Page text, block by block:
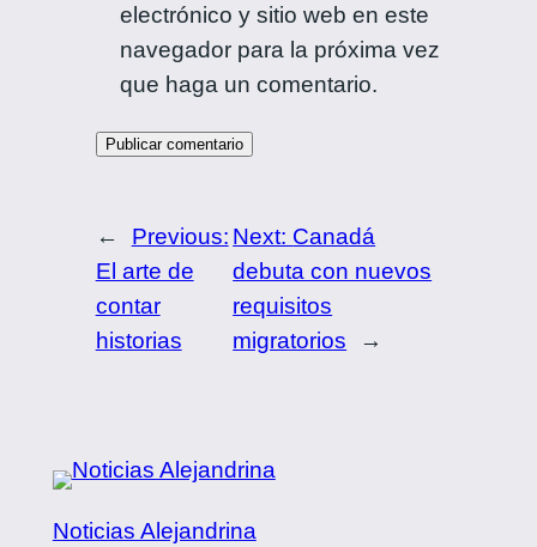
electrónico y sitio web en este
navegador para la próxima vez
que haga un comentario.
←
Previous:
El arte de
contar
historias
Next: Canadá
debuta con nuevos
requisitos
migratorios
→
Noticias Alejandrina